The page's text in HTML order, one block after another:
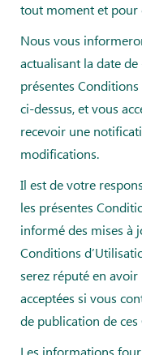
tout moment et pour
Nous vous
actualisant la date
présentes
ci-dessus, et vous
recevoir une
modifications.
Il est de votre
les présentes
informé des mises à
Conditions
serez réputé en
acceptées si vous
de publication de
Les informations